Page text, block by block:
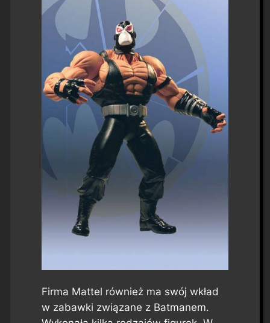
Firma Mattel również ma swój wkład
w zabawki związane z Batmanem.